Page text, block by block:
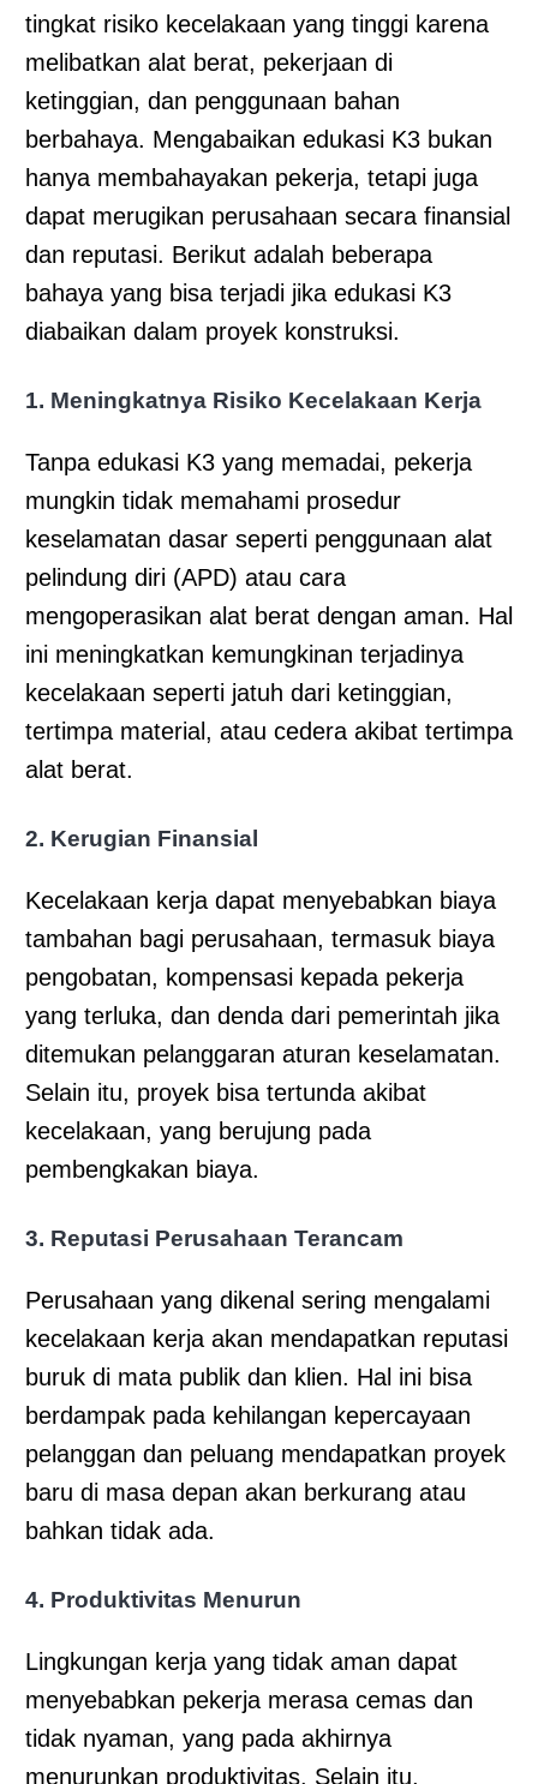
tingkat risiko kecelakaan yang tinggi karena
melibatkan alat berat, pekerjaan di
ketinggian, dan penggunaan bahan
berbahaya. Mengabaikan edukasi K3 bukan
hanya membahayakan pekerja, tetapi juga
dapat merugikan perusahaan secara finansial
dan reputasi. Berikut adalah beberapa
bahaya yang bisa terjadi jika edukasi K3
diabaikan dalam proyek konstruksi.
1. Meningkatnya Risiko Kecelakaan Kerja
Tanpa edukasi K3 yang memadai, pekerja
mungkin tidak memahami prosedur
keselamatan dasar seperti penggunaan alat
pelindung diri (APD) atau cara
mengoperasikan alat berat dengan aman. Hal
ini meningkatkan kemungkinan terjadinya
kecelakaan seperti jatuh dari ketinggian,
tertimpa material, atau cedera akibat tertimpa
alat berat.
2. Kerugian Finansial
Kecelakaan kerja dapat menyebabkan biaya
tambahan bagi perusahaan, termasuk biaya
pengobatan, kompensasi kepada pekerja
yang terluka, dan denda dari pemerintah jika
ditemukan pelanggaran aturan keselamatan.
Selain itu, proyek bisa tertunda akibat
kecelakaan, yang berujung pada
pembengkakan biaya.
3. Reputasi Perusahaan Terancam
Perusahaan yang dikenal sering mengalami
kecelakaan kerja akan mendapatkan reputasi
buruk di mata publik dan klien. Hal ini bisa
berdampak pada kehilangan kepercayaan
pelanggan dan peluang mendapatkan proyek
baru di masa depan akan berkurang atau
bahkan tidak ada.
4. Produktivitas Menurun
Lingkungan kerja yang tidak aman dapat
menyebabkan pekerja merasa cemas dan
tidak nyaman, yang pada akhirnya
menurunkan produktivitas. Selain itu,